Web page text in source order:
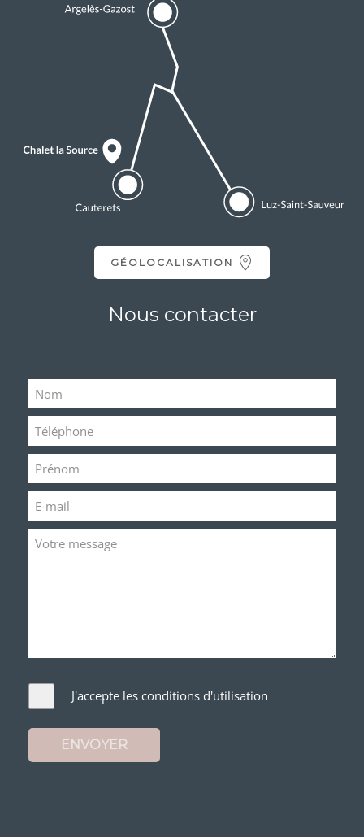
GÉOLOCALISATION
Nous contacter
J'accepte les conditions d'utilisation
ENVOYER